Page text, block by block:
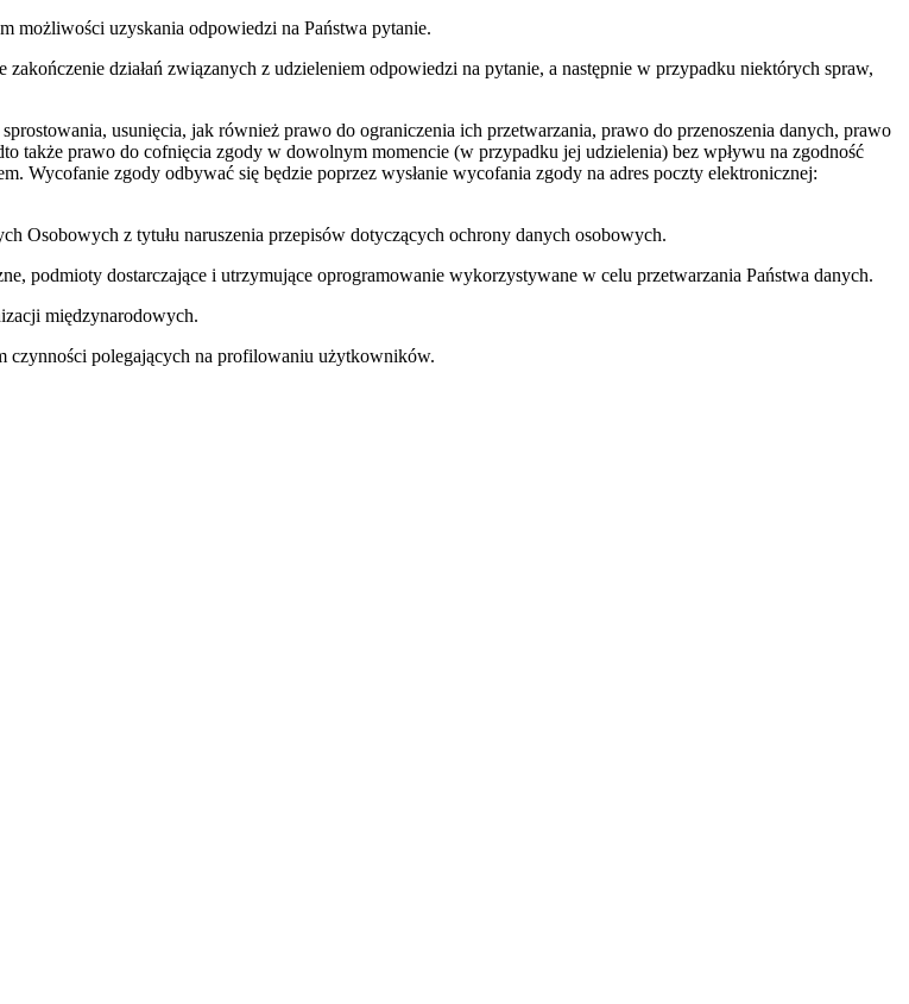
możliwości uzyskania odpowiedzi na Państwa pytanie.
działań związanych z udzieleniem odpowiedzi na pytanie, a następnie w przypadku niektórych spraw,
usunięcia, jak również prawo do ograniczenia ich przetwarzania, prawo do przenoszenia danych, prawo
także prawo do cofnięcia zgody w dowolnym momencie (w przypadku jej udzielenia) bez wpływu na zgodność
Wycofanie zgody odbywać się będzie poprzez wysłanie wycofania zgody na adres poczty elektronicznej:
Osobowych z tytułu naruszenia przepisów dotyczących ochrony danych osobowych.
podmioty dostarczające i utrzymujące oprogramowanie wykorzystywane w celu przetwarzania Państwa danych.
międzynarodowych.
polegających na profilowaniu użytkowników.